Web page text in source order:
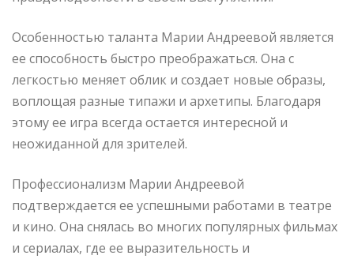
Особенностью таланта Марии Андреевой является
ее способность быстро преображаться. Она с
легкостью меняет облик и создает новые образы,
воплощая разные типажи и архетипы. Благодаря
этому ее игра всегда остается интересной и
неожиданной для зрителей.
Профессионализм Марии Андреевой
подтверждается ее успешными работами в театре
и кино. Она снялась во многих популярных фильмах
и сериалах, где ее выразительность и